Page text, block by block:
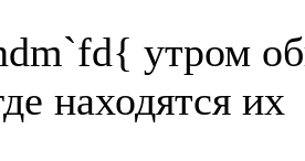
утром
находятся их